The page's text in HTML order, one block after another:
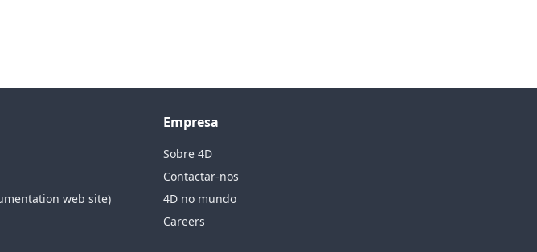
web site)
Empresa
Sobre 4D
Contactar-nos
4D no mundo
Careers